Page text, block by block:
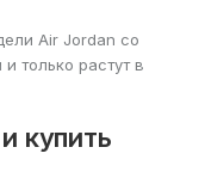
Air Jordan со
только растут в
купить